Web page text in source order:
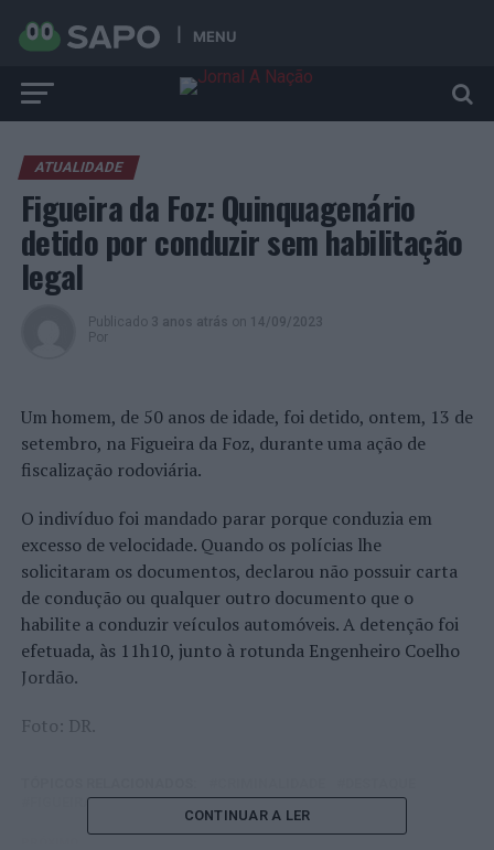
MENU
ATUALIDADE
Figueira da Foz: Quinquagenário
detido por conduzir sem habilitação
legal
Publicado 3 anos atrás on 14/09/2023
Por
Um homem, de 50 anos de idade, foi detido, ontem, 13 de
setembro, na Figueira da Foz, durante uma ação de
fiscalização rodoviária.
O indivíduo foi mandado parar porque conduzia em
excesso de velocidade. Quando os polícias lhe
solicitaram os documentos, declarou não possuir carta
de condução ou qualquer outro documento que o
habilite a conduzir veículos automóveis. A detenção foi
efetuada, às 11h10, junto à rotunda Engenheiro Coelho
Jordão.
Foto: DR.
FIGUEIRA DA FOZ
PSP
CONTINUAR A LER